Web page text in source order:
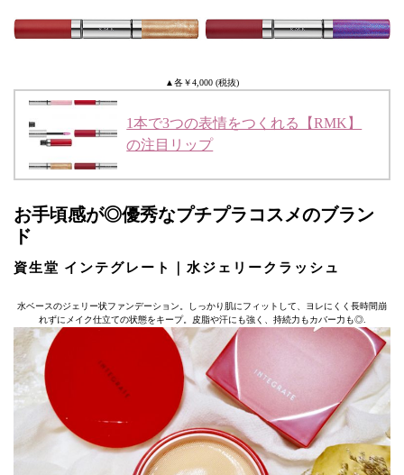
▲各￥4,000 (税抜)
1本で3つの表情をつくれる【RMK】
の注目リップ
お手頃感が◎優秀なプチプラコスメのブラン
ド
資生堂 インテグレート｜水ジェリークラッシュ
水ベースのジェリー状ファンデーション。しっかり肌にフィットして、ヨレにくく長時間崩
れずにメイク仕立ての状態をキープ。皮脂や汗にも強く、持続力もカバー力も◎.